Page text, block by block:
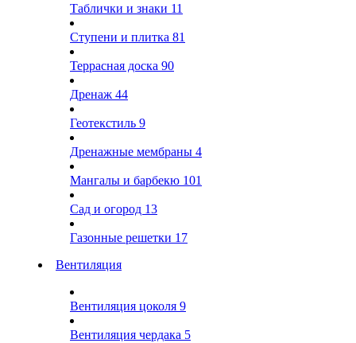
Таблички и знаки 11
Ступени и плитка 81
Террасная доска 90
Дренаж 44
Геотекстиль 9
Дренажные мембраны 4
Мангалы и барбекю 101
Сад и огород 13
Газонные решетки 17
Вентиляция
Вентиляция цоколя 9
Вентиляция чердака 5